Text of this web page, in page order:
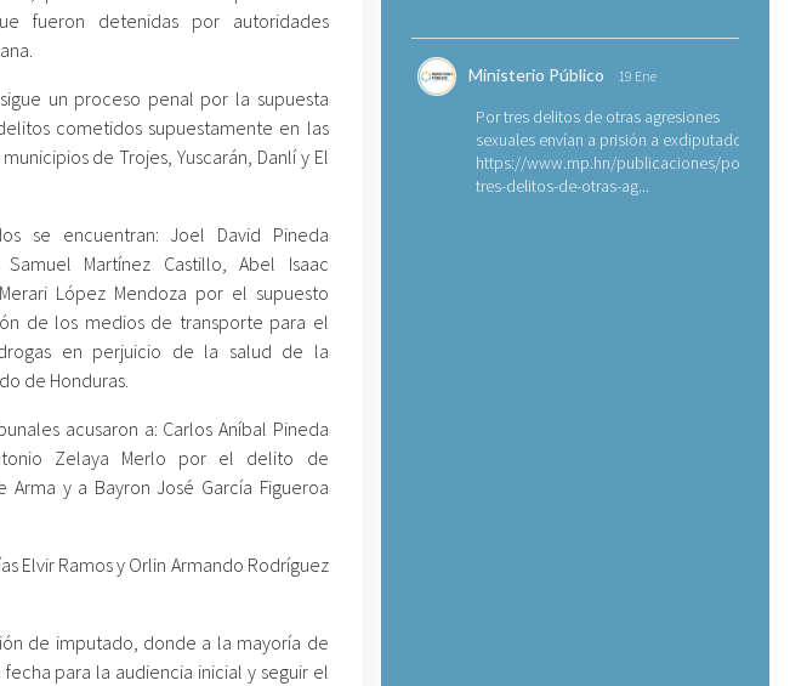
fueron detenidas por autoridades
un proceso penal por la supuesta
cometidos supuestamente en las
de Trojes, Yuscarán, Danlí y El
se encuentran: Joel David Pineda
Samuel Martínez Castillo, Abel Isaac
López Mendoza por el supuesto
de los medios de transporte para el
en perjuicio de la salud de la
de Honduras.
acusaron a: Carlos Aníbal Pineda
Zelaya Merlo por el delito de
Arma y a Bayron José García Figueroa
Elvir Ramos y Orlin Armando Rodríguez
de imputado, donde a la mayoría de
para la audiencia inicial y seguir el
Ministerio Público 19 Ene
Por tres delitos de otras agresiones
sexuales envían a prisión a exdiputado
https://www.mp.hn/publicaciones/por-
tres-delitos-de-otras-ag...